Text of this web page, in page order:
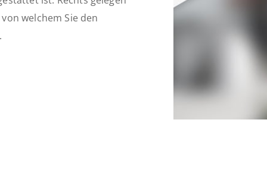
welchem Sie den